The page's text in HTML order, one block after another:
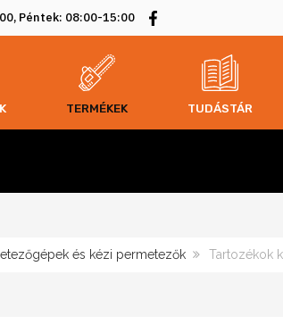
Péntek: 08:00-15:00
TERMÉKEK TUDÁSTÁR
és kézi permetezők Tartozékok